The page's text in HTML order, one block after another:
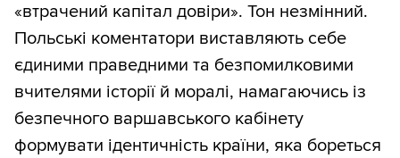
«втрачений капітал довіри». Тон незмінний.
Польські коментатори виставляють себе
єдиними праведними та безпомилковими
вчителями історії й моралі, намагаючись із
безпечного варшавського кабінету
формувати ідентичність країни, яка бореться